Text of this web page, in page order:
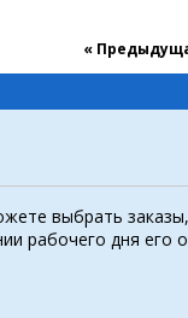
«
выбрать
рабочего дня его